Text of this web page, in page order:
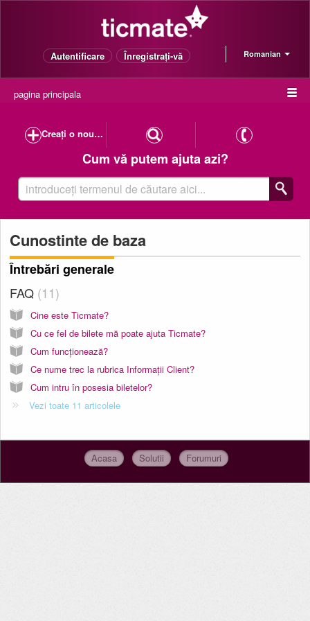
Romanian
Autentificare Înregistrați-vă
pagina principala
Creați o nouă cerere de suport
Cum vă putem ajuta azi?
Cunostinte de baza
Întrebări generale
FAQ 11
Cine este Ticmate?
Cu ce fel de bilete mă poate ajuta Ticmate?
Cum funcționează?
Ce nume trec la rubrica Informații Client?
Cum intru în posesia biletelor?
Vezi toate 11 articolele
Acasa Solutii Forumuri